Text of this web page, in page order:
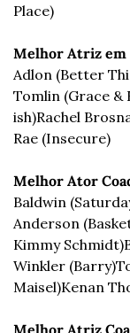
Place)
Melhor Atriz em
Adlon (Better
Tomlin (Grace &
ish)Rachel
Rae (Insecure)
Melhor Ator
Baldwin
Anderson
Kimmy Schmidt)
Winkler (Barry)
Maisel)Kenan